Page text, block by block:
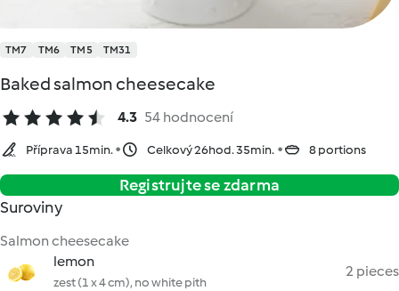
TM7 TM6 TM5 TM31
Baked salmon cheesecake
4.3 54 hodnocení
Příprava 15min. Celkový 26hod. 35min. 8 portions
Registrujte se zdarma
Suroviny
Salmon cheesecake
lemon
zest (1 x 4 cm), no white pith
2 pieces